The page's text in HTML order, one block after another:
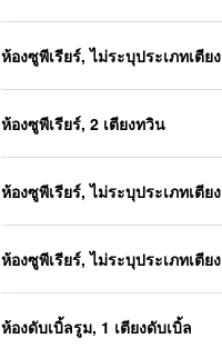
ห้องซูพีเรียร์, ไม่ระบุประเภทเตียง
ห้องซูพีเรียร์, 2 เตียงทวิน
ห้องซูพีเรียร์, ไม่ระบุประเภทเตียง
ห้องซูพีเรียร์, ไม่ระบุประเภทเตียง
ห้องดับเบิ้ลรูม, 1 เตียงดับเบิ้ล